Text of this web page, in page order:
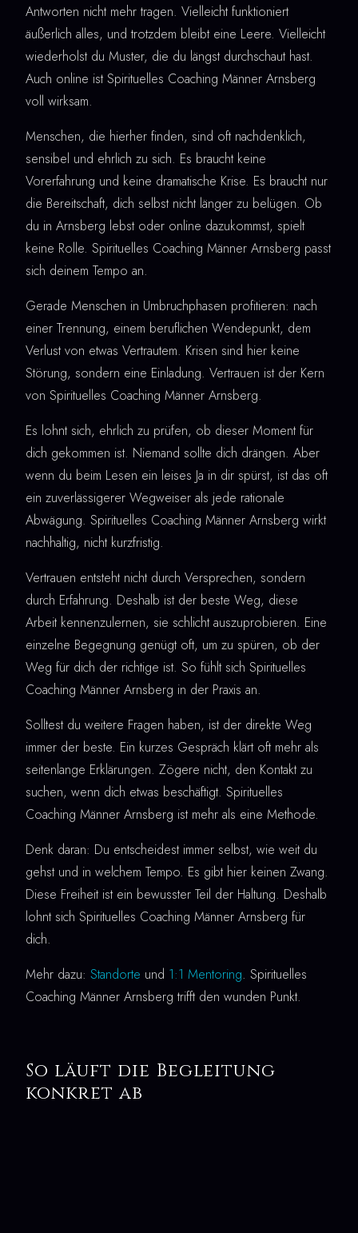
Antworten nicht mehr tragen. Vielleicht funktioniert
äußerlich alles, und trotzdem bleibt eine Leere. Vielleicht
wiederholst du Muster, die du längst durchschaut hast.
Auch online ist Spirituelles Coaching Männer Arnsberg
voll wirksam.
Menschen, die hierher finden, sind oft nachdenklich,
sensibel und ehrlich zu sich. Es braucht keine
Vorerfahrung und keine dramatische Krise. Es braucht nur
die Bereitschaft, dich selbst nicht länger zu belügen. Ob
du in Arnsberg lebst oder online dazukommst, spielt
keine Rolle. Spirituelles Coaching Männer Arnsberg passt
sich deinem Tempo an.
Gerade Menschen in Umbruchphasen profitieren: nach
einer Trennung, einem beruflichen Wendepunkt, dem
Verlust von etwas Vertrautem. Krisen sind hier keine
Störung, sondern eine Einladung. Vertrauen ist der Kern
von Spirituelles Coaching Männer Arnsberg.
Es lohnt sich, ehrlich zu prüfen, ob dieser Moment für
dich gekommen ist. Niemand sollte dich drängen. Aber
wenn du beim Lesen ein leises Ja in dir spürst, ist das oft
ein zuverlässigerer Wegweiser als jede rationale
Abwägung. Spirituelles Coaching Männer Arnsberg wirkt
nachhaltig, nicht kurzfristig.
Vertrauen entsteht nicht durch Versprechen, sondern
durch Erfahrung. Deshalb ist der beste Weg, diese
Arbeit kennenzulernen, sie schlicht auszuprobieren. Eine
einzelne Begegnung genügt oft, um zu spüren, ob der
Weg für dich der richtige ist. So fühlt sich Spirituelles
Coaching Männer Arnsberg in der Praxis an.
Solltest du weitere Fragen haben, ist der direkte Weg
immer der beste. Ein kurzes Gespräch klärt oft mehr als
seitenlange Erklärungen. Zögere nicht, den Kontakt zu
suchen, wenn dich etwas beschäftigt. Spirituelles
Coaching Männer Arnsberg ist mehr als eine Methode.
Denk daran: Du entscheidest immer selbst, wie weit du
gehst und in welchem Tempo. Es gibt hier keinen Zwang.
Diese Freiheit ist ein bewusster Teil der Haltung. Deshalb
lohnt sich Spirituelles Coaching Männer Arnsberg für
dich.
Mehr dazu: Standorte und 1:1 Mentoring. Spirituelles
Coaching Männer Arnsberg trifft den wunden Punkt.
So läuft die Begleitung
konkret ab